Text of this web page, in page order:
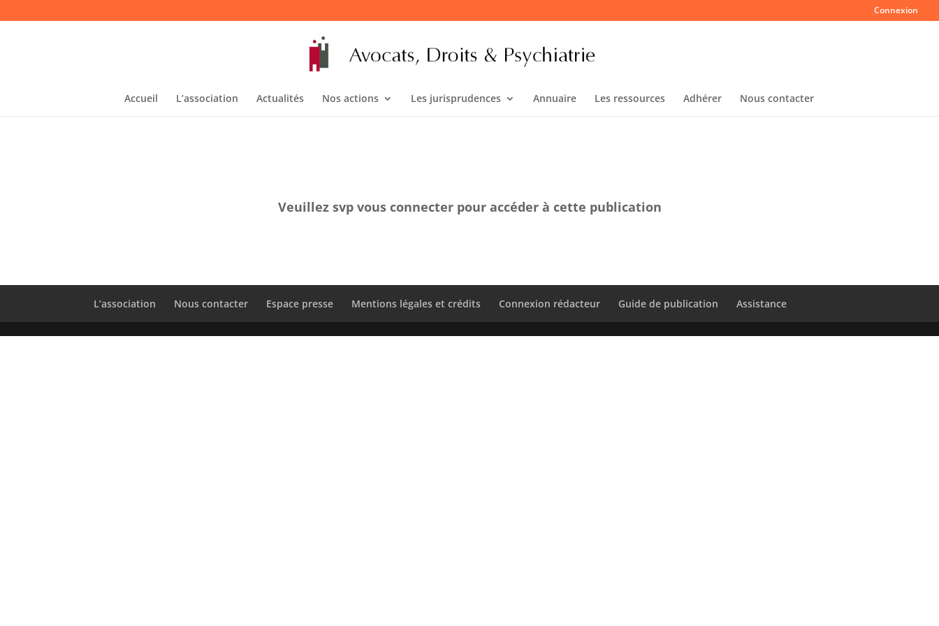
Connexion
Accueil L’association Actualités Nos actions Les jurisprudences Annuaire Les ressources Adhérer Nous contacter
Veuillez svp vous connecter pour accéder à cette publication
L’association Nous contacter Espace presse Mentions légales et crédits Connexion rédacteur Guide de publication Assistance